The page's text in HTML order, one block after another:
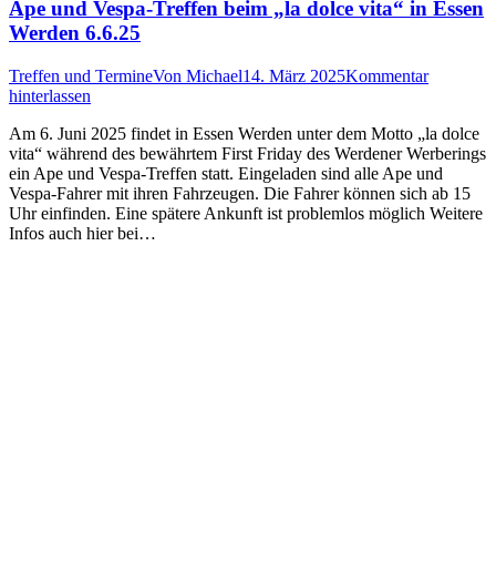
Ape und Vespa-Treffen beim „la dolce vita“ in Essen
Werden 6.6.25
Treffen und TermineVon Michael14. März 2025Kommentar
hinterlassen
Am 6. Juni 2025 findet in Essen Werden unter dem Motto „la dolce
vita“ während des bewährtem First Friday des Werdener Werberings
ein Ape und Vespa-Treffen statt. Eingeladen sind alle Ape und
Vespa-Fahrer mit ihren Fahrzeugen. Die Fahrer können sich ab 15
Uhr einfinden. Eine spätere Ankunft ist problemlos möglich Weitere
Infos auch hier bei…